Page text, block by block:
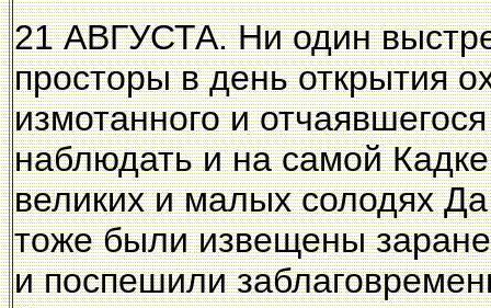
21 АВГУСТА. Ни один
просторы в день открытия
измотанного и
наблюдать и на самой
великих и малых солодях
тоже были извещены
и поспешили